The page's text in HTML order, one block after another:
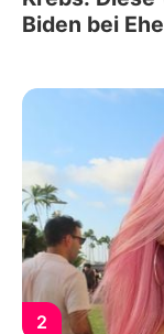
Biden bei
2